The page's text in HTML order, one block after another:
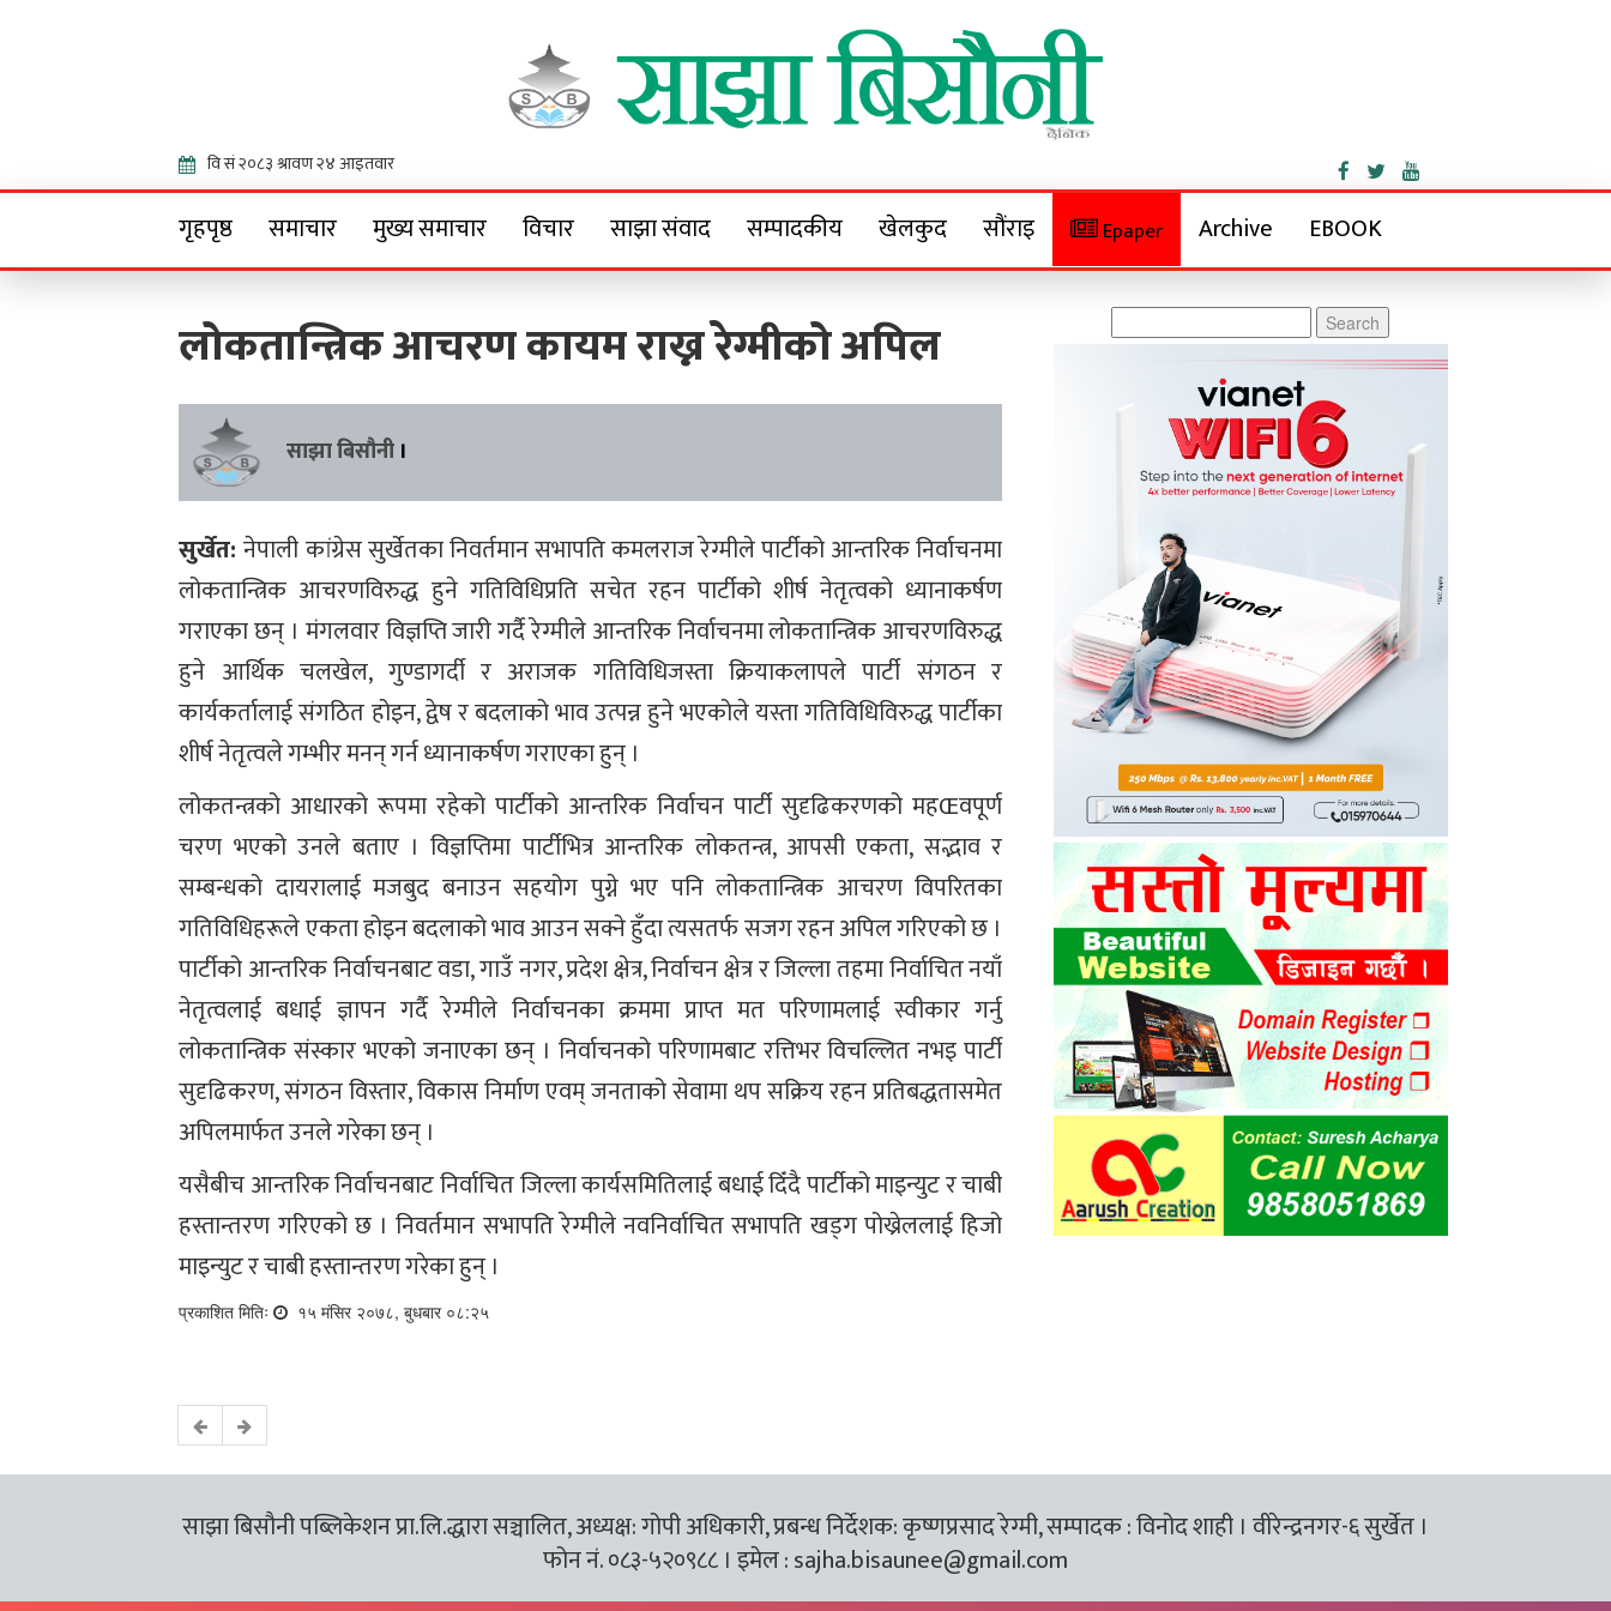
Sajha Bisaunee
गृहपृष्ठ समाचार मुख्य समाचार विचार साझा संवाद सम्पादकीय खेलकुद सौंराइ Epaper Archive EBOOK
लोकतान्त्रिक आचरण कायम राख्न रेग्मीको अपिल
साझा बिसौनी ।
सुर्खेत:नेपाली कांग्रेस सुर्खेतका निवर्तमान सभापति कमलराज रेग्मीले पार्टीको आन्तरिक निर्वाचनमा
लोकतान्त्रिक आचरणविरुद्ध हुने गतिविधिप्रति सचेत रहन पार्टीको शीर्ष नेतृत्वको ध्यानाकर्षण
गराएका छन् । मंगलवार विज्ञप्ति जारी गर्दै रेग्मीले आन्तरिक निर्वाचनमा लोकतान्त्रिक आचरणविरुद्ध
हुने आर्थिक चलखेल, गुण्डागर्दी र अराजक गतिविधिजस्ता क्रियाकलापले पार्टी संगठन र
कार्यकर्तालाई संगठित होइन, द्वेष र बदलाको भाव उत्पन्न हुने भएकोले यस्ता गतिविधिविरुद्ध पार्टीका
शीर्ष नेतृत्वले गम्भीर मनन् गर्न ध्यानाकर्षण गराएका हुन् ।
लोकतन्त्रको आधारको रूपमा रहेको पार्टीको आन्तरिक निर्वाचन पार्टी सुदृढिकरणको महŒवपूर्ण
चरण भएको उनले बताए । विज्ञप्तिमा पार्टीभित्र आन्तरिक लोकतन्त्र, आपसी एकता, सद्भाव र
सम्बन्धको दायरालाई मजबुद बनाउन सहयोग पुग्ने भए पनि लोकतान्त्रिक आचरण विपरितका
गतिविधिहरूले एकता होइन बदलाको भाव आउन सक्ने हुँदा त्यसतर्फ सजग रहन अपिल गरिएको छ ।
पार्टीको आन्तरिक निर्वाचनबाट वडा, गाउँ नगर, प्रदेश क्षेत्र, निर्वाचन क्षेत्र र जिल्ला तहमा निर्वाचित नयाँ
नेतृत्वलाई बधाई ज्ञापन गर्दै रेग्मीले निर्वाचनका क्रममा प्राप्त मत परिणामलाई स्वीकार गर्नु
लोकतान्त्रिक संस्कार भएको जनाएका छन् । निर्वाचनको परिणामबाट रत्तिभर विचल्लित नभइ पार्टी
सुदृढिकरण, संगठन विस्तार, विकास निर्माण एवम् जनताको सेवामा थप सक्रिय रहन प्रतिबद्धतासमेत
अपिलमार्फत उनले गरेका छन् ।
यसैबीच आन्तरिक निर्वाचनबाट निर्वाचित जिल्ला कार्यसमितिलाई बधाई दिँदै पार्टीको माइन्युट र चाबी
हस्तान्तरण गरिएको छ । निवर्तमान सभापति रेग्मीले नवनिर्वाचित सभापति खड्ग पोख्रेललाई हिजो
माइन्युट र चाबी हस्तान्तरण गरेका हुन् ।
प्रकाशित मितिः १५ मंसिर २०७८, बुधबार ०८:२५
for:
साझा बिसौनी पब्लिकेशन प्रा.लि.द्धारा सञ्चालित, अध्यक्ष: गोपी अधिकारी, प्रबन्ध निर्देशक: कृष्णप्रसाद रेग्मी, सम्पादक : विनोद शाही । वीरेन्द्रनगर-६ सुर्खेत ।
फोन नं. ०८३-५२०९८८ । इमेल :sajha.bisaunee@gmail.com